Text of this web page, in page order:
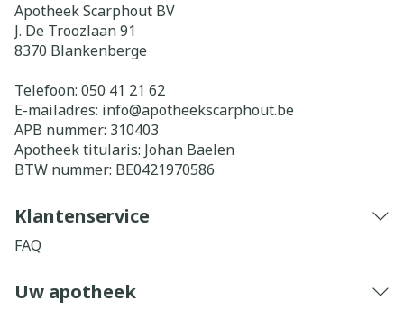
Apotheek Scarphout BV
J. De Troozlaan 91
8370 Blankenberge
Telefoon: 050 41 21 62
E-mailadres: info@apotheekscarphout.be
APB nummer: 310403
Apotheek titularis: Johan Baelen
BTW nummer: BE0421970586
Klantenservice
FAQ
Uw apotheek